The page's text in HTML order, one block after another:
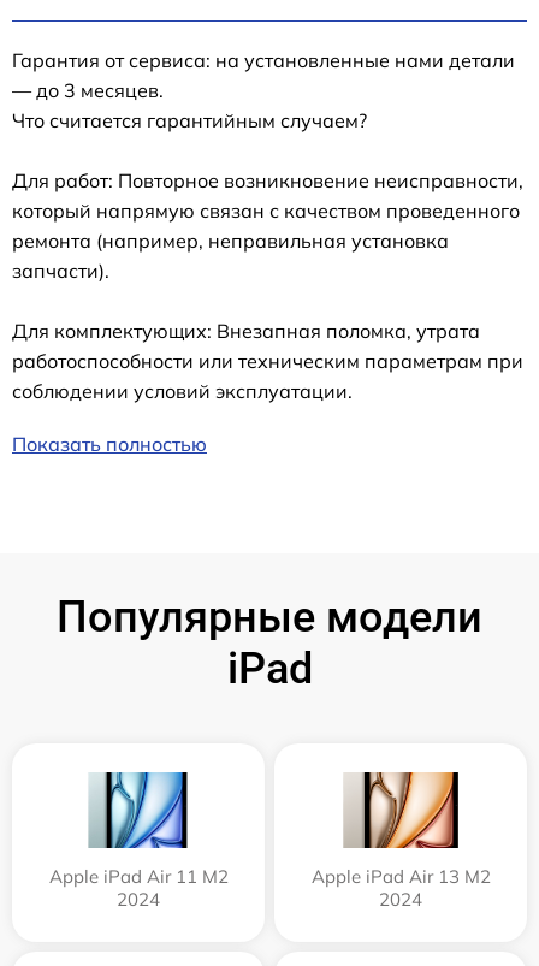
Гарантия от сервиса: на установленные нами детали
— до 3 месяцев.
Что считается гарантийным случаем?
Для работ: Повторное возникновение неисправности,
который напрямую связан с качеством проведенного
ремонта (например, неправильная установка
запчасти).
Для комплектующих: Внезапная поломка, утрата
работоспособности или техническим параметрам при
соблюдении условий эксплуатации.
Показать полностью
Популярные модели
iPad
Apple iPad Air 11 M2
2024
Apple iPad Air 13 M2
2024